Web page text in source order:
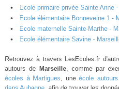
Ecole primaire privée Sainte Anne
Ecole élémentaire Bonneveine 1 -
Ecole maternelle Sainte-Marthe -
Ecole élémentaire Savine -
Retrouvez à travers LesEcoles.fr
autours de Marseille, comme par
écoles à Martigues, uneécole